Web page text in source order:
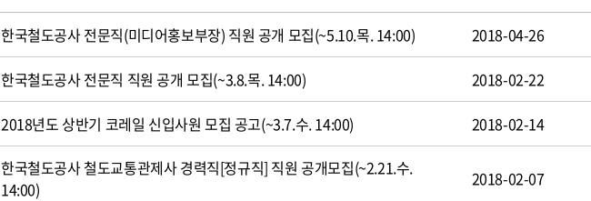
한국철도공사 전문직(미디어홍보부장) 직원 공개 모집(~5.10.목. 14:00) 2018-04-26
한국철도공사 전문직 직원 공개 모집(~3.8.목. 14:00) 2018-02-22
2018년도 상반기 코레일 신입사원 모집 공고(~3.7.수. 14:00) 2018-02-14
한국철도공사 철도교통관제사 경력직[정규직] 직원 공개모집(~2.21.수.
14:00)
2018-02-07